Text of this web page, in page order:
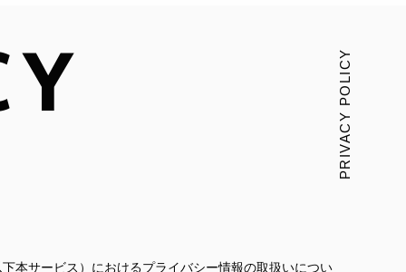
PRIVACY POLICY
サービス）におけるプライバシー情報の取扱いについ